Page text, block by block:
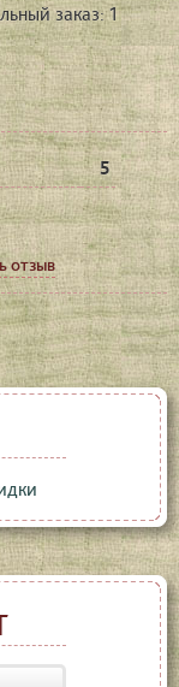
заказ: 1
5
отзыв